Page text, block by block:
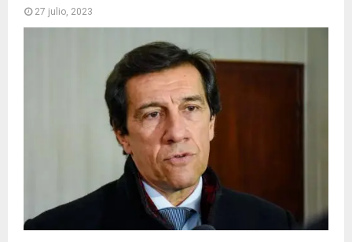
27 julio, 2023